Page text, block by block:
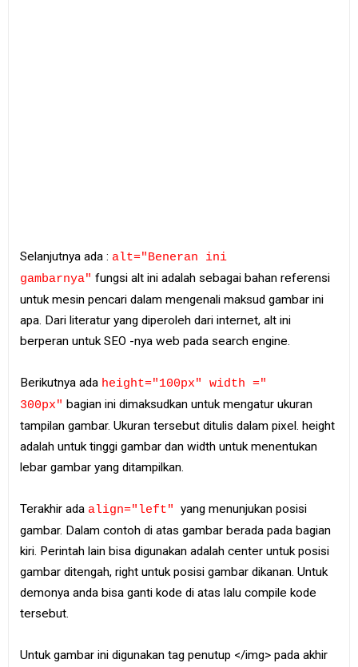
Selanjutnya ada : alt="Beneran ini
gambarnya" fungsi alt ini adalah sebagai bahan referensi
untuk mesin pencari dalam mengenali maksud gambar ini
apa. Dari literatur yang diperoleh dari internet, alt ini
berperan untuk SEO -nya web pada search engine.
Berikutnya ada height="100px" width ="
300px" bagian ini dimaksudkan untuk mengatur ukuran
tampilan gambar. Ukuran tersebut ditulis dalam pixel. height
adalah untuk tinggi gambar dan width untuk menentukan
lebar gambar yang ditampilkan.
Terakhir ada align="left" yang menunjukan posisi
gambar. Dalam contoh di atas gambar berada pada bagian
kiri. Perintah lain bisa digunakan adalah center untuk posisi
gambar ditengah, right untuk posisi gambar dikanan. Untuk
demonya anda bisa ganti kode di atas lalu compile kode
tersebut.
Untuk gambar ini digunakan tag penutup </img> pada akhir